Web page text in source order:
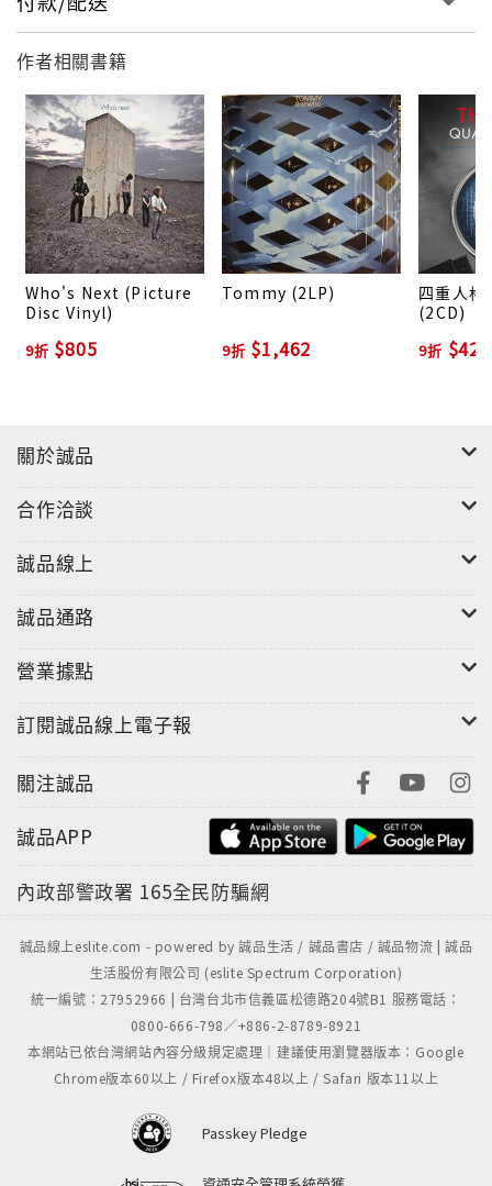
作者相關書籍
Who's Next (Picture
Disc Vinyl)
9折 $805
Tommy (2LP)
9折 $1,462
四重人格
(2CD)
9折 $423
關於誠品
合作洽談
誠品線上
誠品通路
營業據點
訂閱誠品線上電子報
關注誠品
誠品APP
內政部警政署 165全民防騙網
誠品線上eslite.com - powered by 誠品生活 / 誠品書店 / 誠品物流 | 誠品
生活股份有限公司 (eslite Spectrum Corporation)
統一編號：27952966 | 台灣台北市信義區松德路204號B1 服務電話：
0800-666-798／+886-2-8789-8921
本網站已依台灣網站內容分級規定處理｜建議使用瀏覽器版本：Google
Chrome版本60以上 / Firefox版本48以上 / Safari 版本11以上
Passkey Pledge